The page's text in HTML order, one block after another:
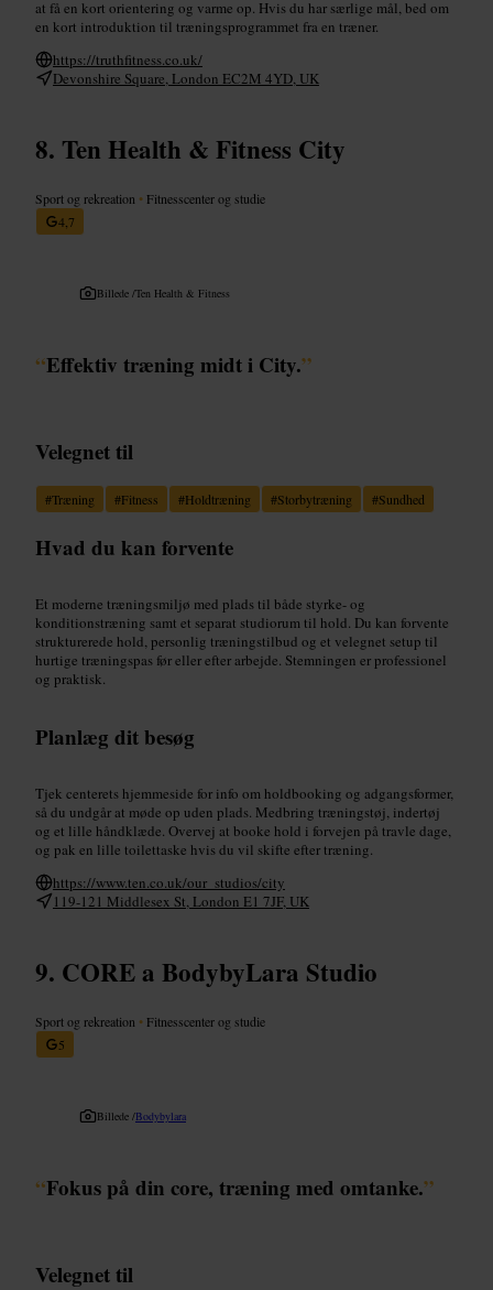
at få en kort orientering og varme op. Hvis du har særlige mål, bed om
en kort introduktion til træningsprogrammet fra en træner.
https://truthfitness.co.uk/
Devonshire Square, London EC2M 4YD, UK
Ten Health & Fitness City
Sport og rekreation • Fitnesscenter og studie
4,7
Billede /Ten Health & Fitness
“Effektiv træning midt i City.”
Velegnet til
#Træning #Fitness #Holdtræning #Storbytræning #Sundhed
Hvad du kan forvente
Et moderne træningsmiljø med plads til både styrke- og
konditionstræning samt et separat studiorum til hold. Du kan forvente
strukturerede hold, personlig træningstilbud og et velegnet setup til
hurtige træningspas før eller efter arbejde. Stemningen er professionel
og praktisk.
Planlæg dit besøg
Tjek centerets hjemmeside for info om holdbooking og adgangsformer,
så du undgår at møde op uden plads. Medbring træningstøj, indertøj
og et lille håndklæde. Overvej at booke hold i forvejen på travle dage,
og pak en lille toilettaske hvis du vil skifte efter træning.
https://www.ten.co.uk/our_studios/city
119-121 Middlesex St, London E1 7JF, UK
CORE a BodybyLara Studio
Sport og rekreation • Fitnesscenter og studie
5
Billede /Bodybylara
“Fokus på din core, træning med omtanke.”
Velegnet til